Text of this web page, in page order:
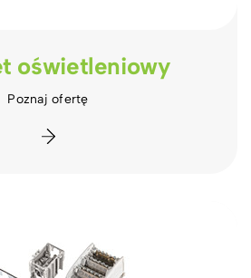
oświetleniowy
Poznaj ofertę